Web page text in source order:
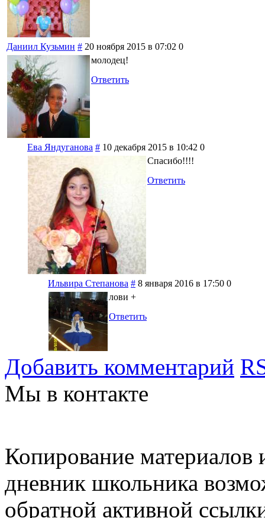
Даниил Кузьмин # 20 ноября 2015 в 07:02 0
молодец!
Ответить
Ева Яндуганова # 10 декабря 2015 в 10:42 0
Спасибо!!!!
Ответить
Ильвира Степанова # 8 января 2016 в 17:50 0
лови +
Ответить
Добавить комментарий
Мы в контакте
Копирование материалов
дневник школьника
обратной активной